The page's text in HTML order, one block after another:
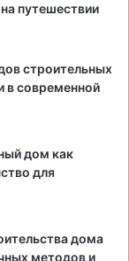
путешествии
строительных
в современной
дом как
для
дома
методов и